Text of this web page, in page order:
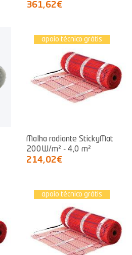
361,62€
apoio técnico grátis
Malha radiante StickyMat
200W/m² - 4,0 m²
214,02€
apoio técnico grátis